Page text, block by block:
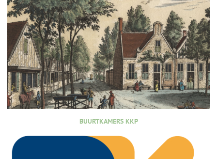
BUURTKAMERS KKP